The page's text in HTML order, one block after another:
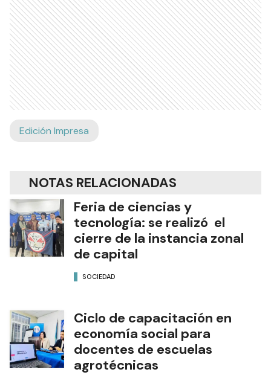
Edición Impresa
NOTAS RELACIONADAS
Feria de ciencias y
tecnología: se realizó el
cierre de la instancia zonal
de capital
SOCIEDAD
Ciclo de capacitación en
economía social para
docentes de escuelas
agrotécnicas